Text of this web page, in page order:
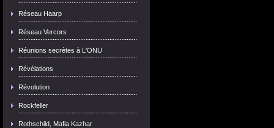
Réseau Haarp
Réseau Vercors
Réunions secrètes à L'ONU
Révélations
Révolution
Rockfeller
Rothschild, Mafia Kazhar